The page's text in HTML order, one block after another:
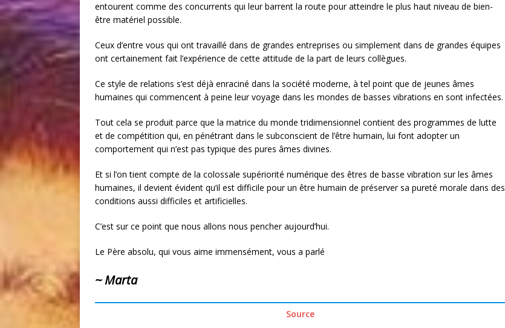
entourent comme des concurrents qui leur barrent la route pour atteindre le plus haut niveau de bien-
être matériel possible.
Ceux d’entre vous qui ont travaillé dans de grandes entreprises ou simplement dans de grandes équipes
ont certainement fait l’expérience de cette attitude de la part de leurs collègues.
Ce style de relations s’est déjà enraciné dans la société moderne, à tel point que de jeunes âmes
humaines qui commencent à peine leur voyage dans les mondes de basses vibrations en sont infectées.
Tout cela se produit parce que la matrice du monde tridimensionnel contient des programmes de lutte
et de compétition qui, en pénétrant dans le subconscient de l’être humain, lui font adopter un
comportement qui n’est pas typique des pures âmes divines.
Et si l’on tient compte de la colossale supériorité numérique des êtres de basse vibration sur les âmes
humaines, il devient évident qu’il est difficile pour un être humain de préserver sa pureté morale dans des
conditions aussi difficiles et artificielles.
C’est sur ce point que nous allons nous pencher aujourd’hui.
Le Père absolu, qui vous aime immensément, vous a parlé
~ Marta
Source